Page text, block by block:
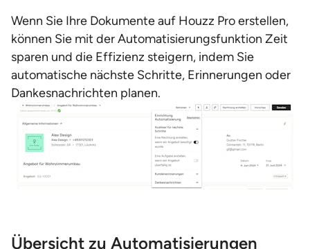
Wenn Sie Ihre Dokumente auf Houzz Pro erstellen,
können Sie mit der Automatisierungsfunktion Zeit
sparen und die Effizienz steigern, indem Sie
automatische nächste Schritte, Erinnerungen oder
Dankesnachrichten planen.
Übersicht zu Automatisierungen